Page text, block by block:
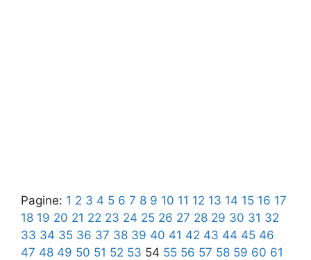
Pagine: 1 2 3 4 5 6 7 8 9 10 11 12 13 14 15 16 17
18 19 20 21 22 23 24 25 26 27 28 29 30 31 32
33 34 35 36 37 38 39 40 41 42 43 44 45 46
47 48 49 50 51 52 53 54 55 56 57 58 59 60 61